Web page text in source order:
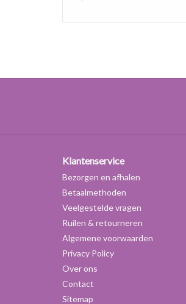
Klantenservice
Bezorgen en afhalen
Betaalmethoden
Veelgestelde vragen
Ruilen & retourneren
Algemene voorwaarden
Privacy Policy
Over ons
Contact
Sitemap